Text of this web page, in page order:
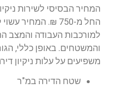
המחיר הבסיסי לשירות
החל מ-750 ₪.
למורכבות העבודה והמצב
והמשטחים. באופן כללי,
משפיעים על עלות ניקיון
שטח הדירה במ"ר